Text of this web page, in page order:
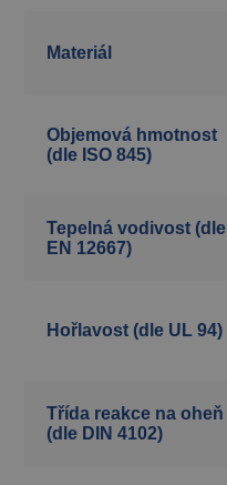
Materiál
Objemová hmotnost
(dle ISO 845)
Tepelná vodivost (dle
EN 12667)
Hořlavost (dle UL 94)
Třída reakce na oheň
(dle DIN 4102)